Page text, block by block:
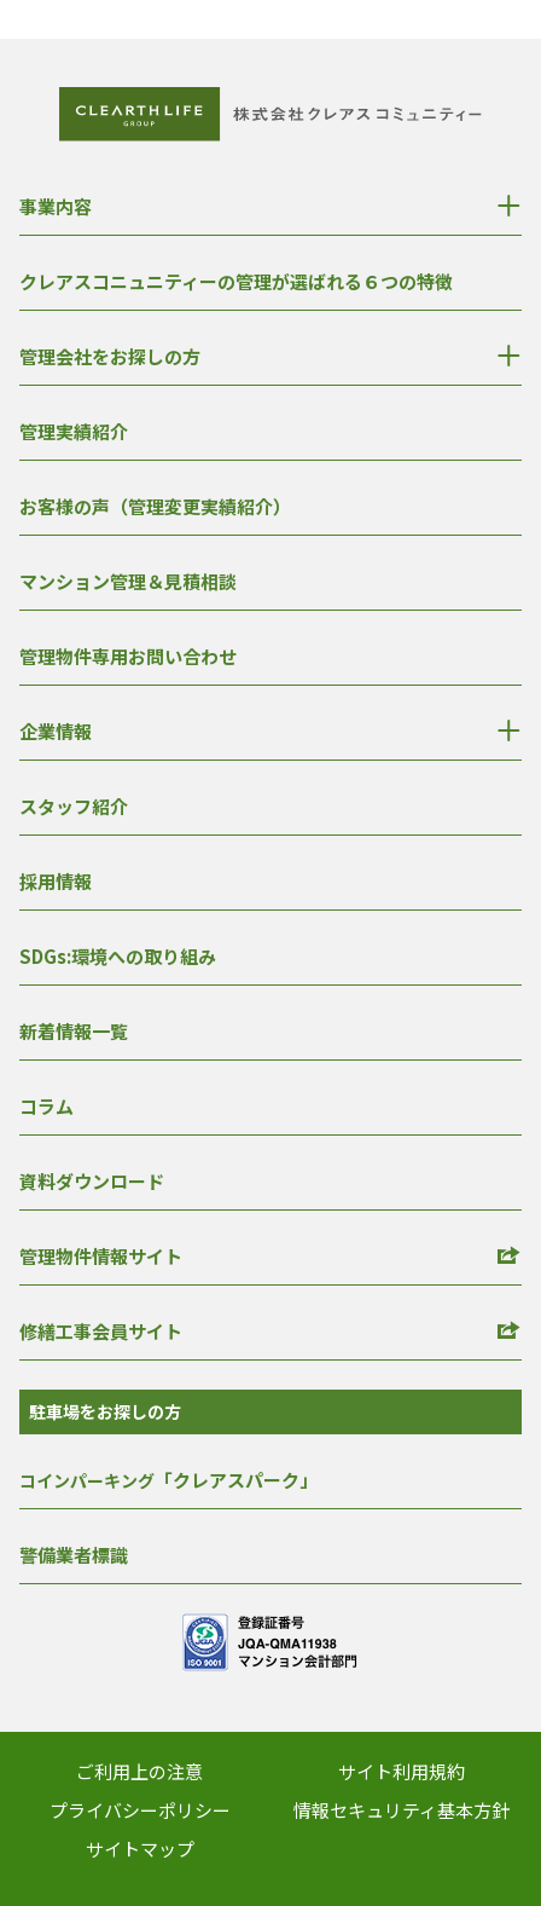
事業内容
クレアスコニュニティーの管理が選ばれる６つの特徴
管理会社をお探しの方
管理実績紹介
お客様の声（管理変更実績紹介）
マンション管理＆見積相談
管理物件専用お問い合わせ
企業情報
スタッフ紹介
採用情報
SDGs:環境への取り組み
新着情報一覧
コラム
資料ダウンロード
管理物件情報サイト
修繕工事会員サイト
駐車場をお探しの方
コインパーキング 「クレアスパーク」
警備業者標識
ご利用上の注意
サイト利用規約
プライバシーポリシー
情報セキュリティ基本方針
サイトマップ